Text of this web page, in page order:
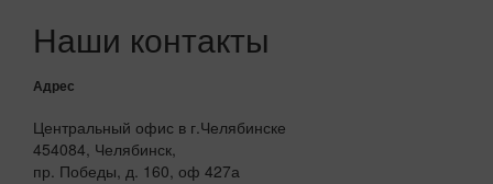
Наши контакты
Адрес
Центральный офис в г.Челябинске
454084, Челябинск,
пр. Победы, д. 160, оф 427а